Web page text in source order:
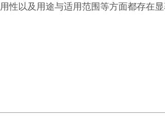
以及用途与适用范围等方面都存在